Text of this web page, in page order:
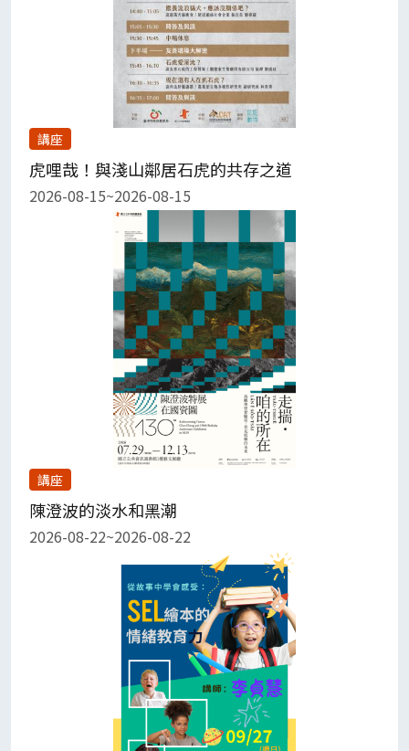
講座
虎哩哉！與淺山鄰居石虎的共存之道
2026-08-15~2026-08-15
講座
陳澄波的淡水和黑潮
2026-08-22~2026-08-22